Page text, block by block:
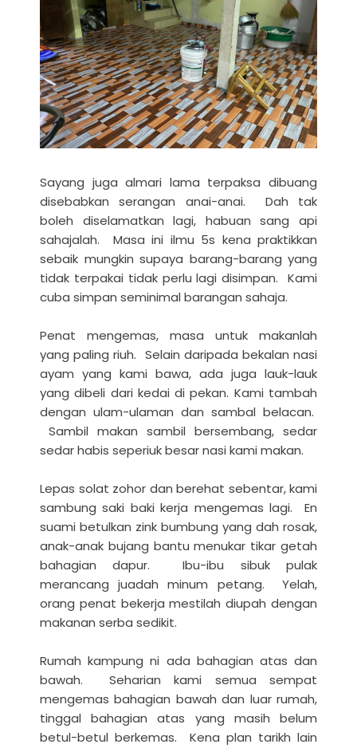
Sayang juga almari lama terpaksa dibuang
disebabkan serangan anai-anai. Dah tak
boleh diselamatkan lagi, habuan sang api
sahajalah. Masa ini ilmu 5s kena praktikkan
sebaik mungkin supaya barang-barang yang
tidak terpakai tidak perlu lagi disimpan. Kami
cuba simpan seminimal barangan sahaja.
Penat mengemas, masa untuk makanlah
yang paling riuh. Selain daripada bekalan nasi
ayam yang kami bawa, ada juga lauk-lauk
yang dibeli dari kedai di pekan. Kami tambah
dengan ulam-ulaman dan sambal belacan.
Sambil makan sambil bersembang, sedar
sedar habis seperiuk besar nasi kami makan.
Lepas solat zohor dan berehat sebentar, kami
sambung saki baki kerja mengemas lagi. En
suami betulkan zink bumbung yang dah rosak,
anak-anak bujang bantu menukar tikar getah
bahagian dapur. Ibu-ibu sibuk pulak
merancang juadah minum petang. Yelah,
orang penat bekerja mestilah diupah dengan
makanan serba sedikit.
Rumah kampung ni ada bahagian atas dan
bawah. Seharian kami semua sempat
mengemas bahagian bawah dan luar rumah,
tinggal bahagian atas yang masih belum
betul-betul berkemas. Kena plan tarikh lain